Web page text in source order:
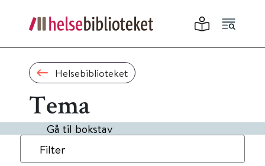
Helsebiblioteket
Tema
Gå til bokstav
Filter